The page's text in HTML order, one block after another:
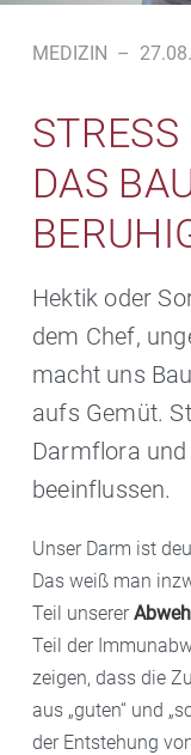
MEDIZIN –
DAS
Hektik oder
dem Chef,
macht uns
aufs Gemüt.
Darmflora und
beeinflussen.
Unser Darm ist
Das weiß man
Teil unserer
Teil der
zeigen, dass die
aus „guten“ und
der Entstehung